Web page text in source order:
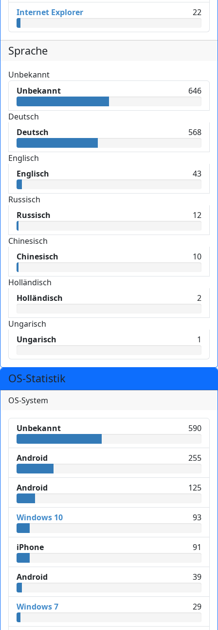
Internet Explorer 22
Sprache
Unbekannt
Unbekannt
646
Deutsch
Deutsch
568
Englisch
Englisch
43
Russisch
Russisch
12
Chinesisch
Chinesisch
10
Holländisch
Holländisch
2
Ungarisch
Ungarisch
1
OS-Statistik
OS-System
Unbekannt 590
Android 255
Android 125
Windows 10 93
iPhone 91
Android 39
Windows 7 29